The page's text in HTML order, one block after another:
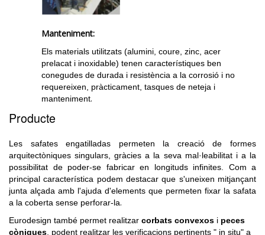
Manteniment:
Els materials utilitzats (alumini, coure, zinc, acer
prelacat i inoxidable) tenen característiques ben
conegudes de durada i resistència a la corrosió i no
requereixen, pràcticament, tasques de neteja i
manteniment.
Producte
Les safates engatilladas permeten la creació de formes
arquitectòniques singulars, gràcies a la seva mal·leabilitat i a la
possibilitat de poder-se fabricar en longituds infinites. Com a
principal característica podem destacar que s'uneixen mitjançant
junta alçada amb l'ajuda d'elements que permeten fixar la safata
a la coberta sense perforar-la.
Eurodesign també permet realitzar corbats convexos i peces
còniques , podent realitzar les verificacions pertinents " in situ" a